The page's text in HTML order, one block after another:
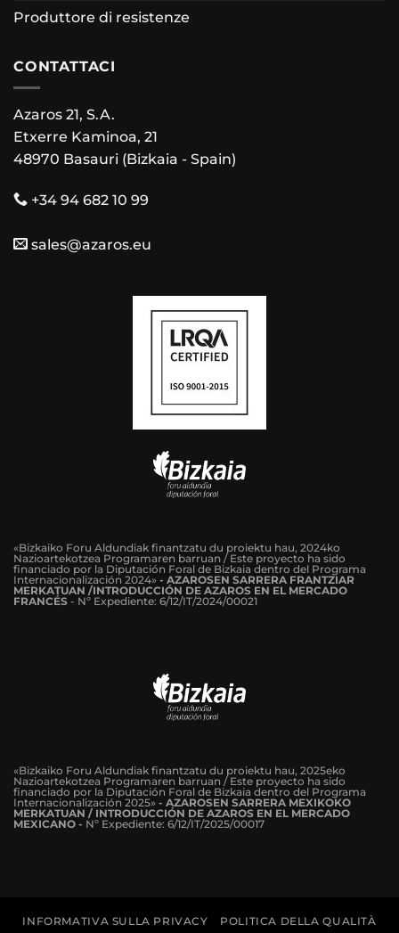
Produttore di resistenze
CONTATTACI
Azaros 21, S.A.
Etxerre Kaminoa, 21
48970 Basauri (Bizkaia - Spain)
+34 94 682 10 99
sales@azaros.eu
«Bizkaiko Foru Aldundiak finantzatu du proiektu hau, 2024ko
Nazioartekotzea Programaren barruan / Este proyecto ha sido
financiado por la Diputación Foral de Bizkaia dentro del Programa
Internacionalización 2024» - AZAROSEN SARRERA FRANTZIAR
MERKATUAN /INTRODUCCIÓN DE AZAROS EN EL MERCADO
FRANCÉS - Nº Expediente: 6/12/IT/2024/00021
«Bizkaiko Foru Aldundiak finantzatu du proiektu hau, 2025eko
Nazioartekotzea Programaren barruan / Este proyecto ha sido
financiado por la Diputación Foral de Bizkaia dentro del Programa
Internacionalización 2025» - AZAROSEN SARRERA MEXIKOKO
MERKATUAN / INTRODUCCIÓN DE AZAROS EN EL MERCADO
MEXICANO - Nº Expediente: 6/12/IT/2025/00017
INFORMATIVA SULLA PRIVACY POLITICA DELLA QUALITÀ